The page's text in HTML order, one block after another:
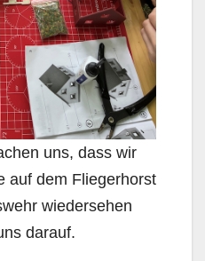
uns, dass wir
auf dem Fliegerhorst
wiedersehen
darauf.